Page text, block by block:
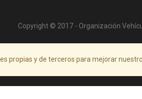
Copyright © 2017 - Organización
propias y de terceros para mejorar